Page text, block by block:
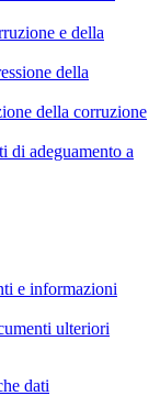
e della
della
della corruzione
di adeguamento a
e informazioni
ulteriori
dati